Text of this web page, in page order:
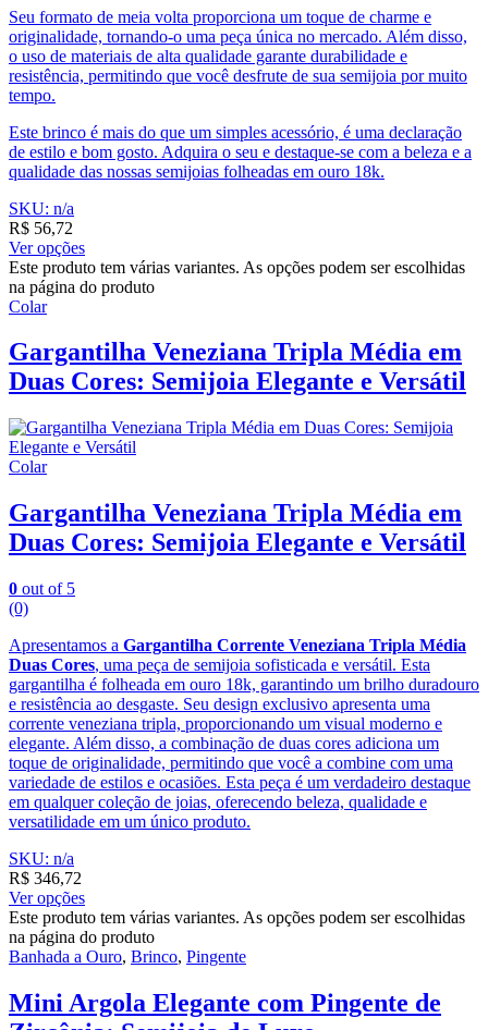
Seu formato de meia volta proporciona um toque de charme e
originalidade, tornando-o uma peça única no mercado. Além disso,
o uso de materiais de alta qualidade garante durabilidade e
resistência, permitindo que você desfrute de sua semijoia por muito
tempo.
Este brinco é mais do que um simples acessório, é uma declaração
de estilo e bom gosto. Adquira o seu e destaque-se com a beleza e a
qualidade das nossas semijoias folheadas em ouro 18k.
SKU: n/a
R$ 56,72
Ver opções
Este produto tem várias variantes. As opções podem ser escolhidas
na página do produto
Colar
Gargantilha Veneziana Tripla Média em
Duas Cores: Semijoia Elegante e Versátil
Colar
Gargantilha Veneziana Tripla Média em
Duas Cores: Semijoia Elegante e Versátil
0 out of 5
(0)
Apresentamos a Gargantilha Corrente Veneziana Tripla Média
Duas Cores, uma peça de semijoia sofisticada e versátil. Esta
gargantilha é folheada em ouro 18k, garantindo um brilho duradouro
e resistência ao desgaste. Seu design exclusivo apresenta uma
corrente veneziana tripla, proporcionando um visual moderno e
elegante. Além disso, a combinação de duas cores adiciona um
toque de originalidade, permitindo que você a combine com uma
variedade de estilos e ocasiões. Esta peça é um verdadeiro destaque
em qualquer coleção de joias, oferecendo beleza, qualidade e
versatilidade em um único produto.
SKU: n/a
R$ 346,72
Ver opções
Este produto tem várias variantes. As opções podem ser escolhidas
na página do produto
Banhada a Ouro, Brinco, Pingente
Mini Argola Elegante com Pingente de